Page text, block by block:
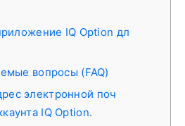
IQ Option дл
вопросы (FAQ)
электронной поч
IQ Option.